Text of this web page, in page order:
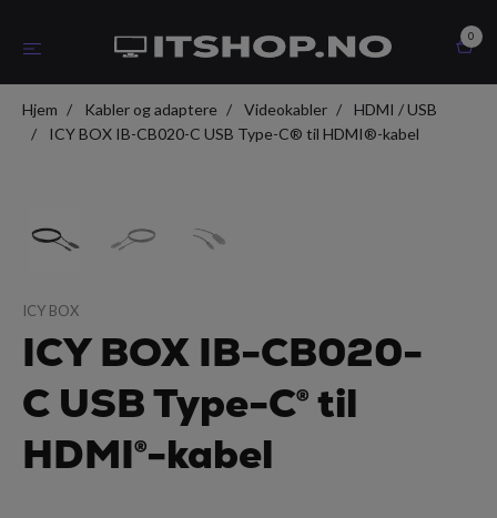
0
Hjem Kabler og adaptere Videokabler
HDMI / USB
ICY BOX IB-CB020-C USB Type-C® til HDMI®-kabel
ICY BOX
ICY BOX IB-CB020-
C USB Type-C® til
HDMI®-kabel